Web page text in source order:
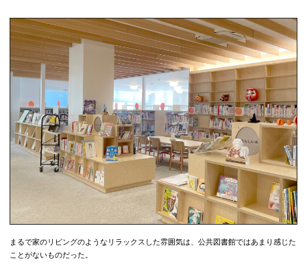
まるで家のリビングのようなリラックスした雰囲気は、公共図書館ではあまり感じた
ことがないものだった。